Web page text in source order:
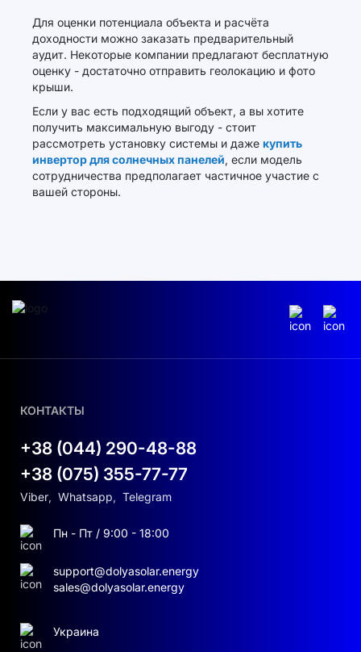
Для оценки потенциала объекта и расчёта
доходности можно заказать предварительный
аудит. Некоторые компании предлагают бесплатную
оценку - достаточно отправить геолокацию и фото
крыши.
Если у вас есть подходящий объект, а вы хотите
получить максимальную выгоду - стоит
рассмотреть установку системы и даже купить
инвертор для солнечных панелей, если модель
сотрудничества предполагает частичное участие с
вашей стороны.
КОНТАКТЫ
+38 (044) 290-48-88
+38 (075) 355-77-77
Viber, Whatsapp, Telegram
Пн - Пт / 9:00 - 18:00
support@dolyasolar.energy
sales@dolyasolar.energy
Украина